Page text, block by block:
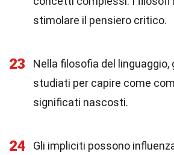
stimolare il pensiero critico.
23
Nella filosofia del
studiati per capire come
significati nascosti.
24
Gli impliciti possono